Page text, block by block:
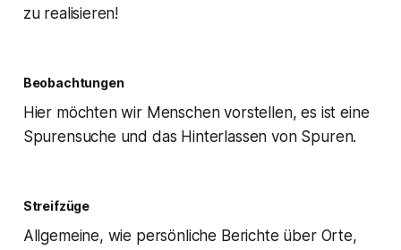
zu realisieren!
Beobachtungen
Hier möchten wir Menschen vorstellen, es ist eine
Spurensuche und das Hinterlassen von Spuren.
Streifzüge
Allgemeine, wie persönliche Berichte über Orte,